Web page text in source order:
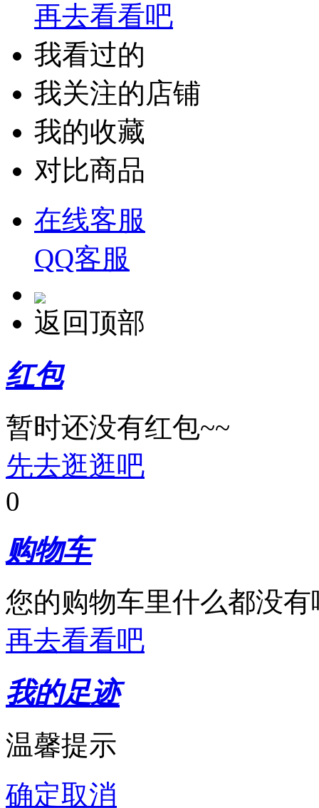
再去看看吧
我看过的
我关注的店铺
我的收藏
对比商品
在线客服
QQ客服
返回顶部
红包
暂时还没有红包~~
先去逛逛吧
0
购物车
您的购物车里什么都没有
再去看看吧
我的足迹
温馨提示
确定取消